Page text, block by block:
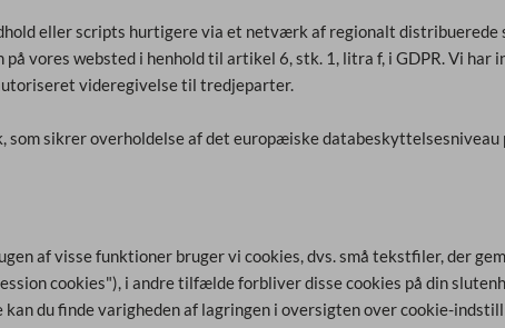
eller scripts hurtigere via et netværk af regionalt distribuerede
vores websted i henhold til artikel 6, stk. 1, litra f, i GDPR. Vi har
videregivelse til tredjeparter.
sikrer overholdelse af det europæiske databeskyttelsesniveau
af visse funktioner bruger vi cookies, dvs. små tekstfiler, der
cookies"), i andre tilfælde forbliver disse cookies på din
du finde varigheden af lagringen i oversigten over cookie-